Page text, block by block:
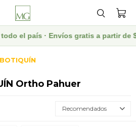
el país · Envíos gratis a partir de
BOTIQUÍN
Ortho Pahuer
Recomendados